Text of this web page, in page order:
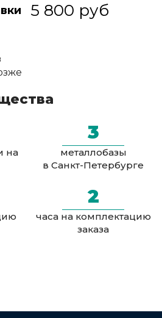
5 800 руб
на
3
металлобазы
в Санкт-Петербурге
2
часа на комплектацию
заказа